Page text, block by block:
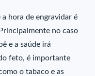
hora de engravidar é
no caso
e a saúde irá
feto, é importante
o tabaco e as